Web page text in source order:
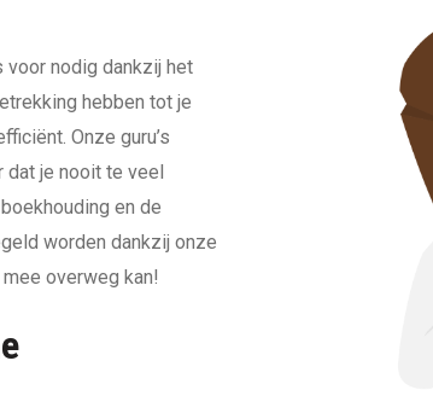
voor nodig dankzij het
hebben tot je
Onze guru’s
dat je nooit te veel
en de
worden dankzij onze
overweg kan!